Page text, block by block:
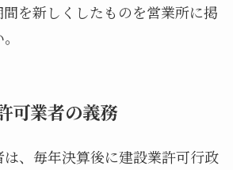
を新しくしたものを営業所に掲
可業者の義務
、毎年決算後に建設業許可行政